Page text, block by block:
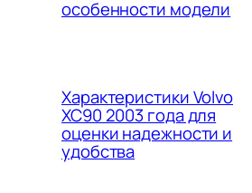
особенности модели
Характеристики Volvo
XC90 2003 года для
оценки надежности и
удобства